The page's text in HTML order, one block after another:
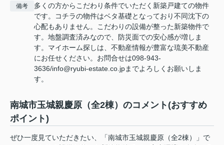
備考
多くの方からこだわり条件でいただく新築戸建ての物件
です。コチラの物件はベタ基礎となっており不同沈下の
心配もありません。こだわりの設備が整った新築物件で
す。地盤調査済みなので、防災面での安心感が増しま
す。マイホーム探しは、不動産情報が豊富な琉美不動産
にお任せください。お問合せは098-943-
3636/info@ryubi-estate.co.jpまでよろしくお願いしま
す。
南城市玉城親慶原（全2棟）のコメント(おすすめ
ポイント)
ぜひ一度見ていただきたい、「南城市玉城親慶原（全2棟）」で